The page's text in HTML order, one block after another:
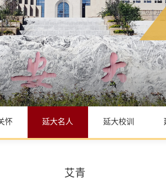
怀 延大名人 延大校训
艾青